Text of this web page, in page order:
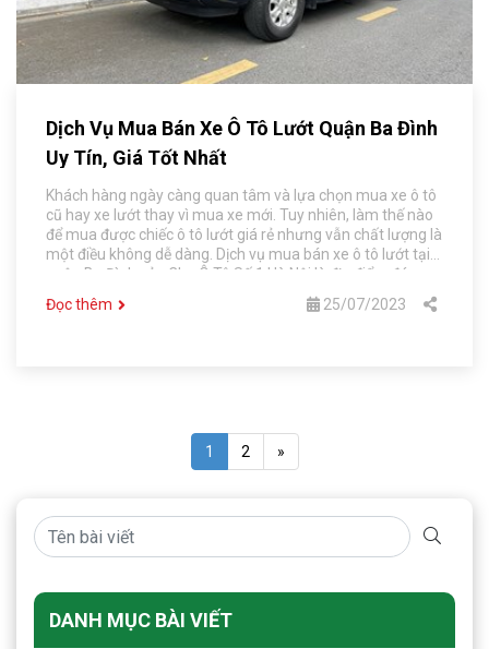
Dịch Vụ Mua Bán Xe Ô Tô Lướt Quận Ba Đình
Uy Tín, Giá Tốt Nhất
Khách hàng ngày càng quan tâm và lựa chọn mua xe ô tô
cũ hay xe lướt thay vì mua xe mới. Tuy nhiên, làm thế nào
để mua được chiếc ô tô lướt giá rẻ nhưng vẫn chất lượng là
một điều không dễ dàng. Dịch vụ mua bán xe ô tô lướt tại
quận Ba Đình của Chợ Ô Tô Số 1 Hà Nội là địa điểm đáng
tin cậy và uy tín sẽ giúp khách hàng giải quyết những vấn
đề về mua bán xe.
Đọc thêm 25/07/2023
1 2 »
DANH MỤC BÀI VIẾT